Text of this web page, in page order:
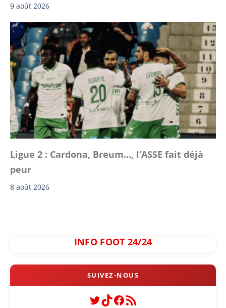
9 août 2026
Ligue 2 : Cardona, Breum…, l’ASSE fait déjà
peur
8 août 2026
INFO FOOT 24/24
Twitter
TikTok
Facebook
Flux RSS